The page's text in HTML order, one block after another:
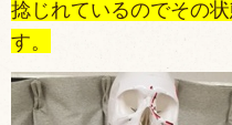
捻じれているのでその
す。